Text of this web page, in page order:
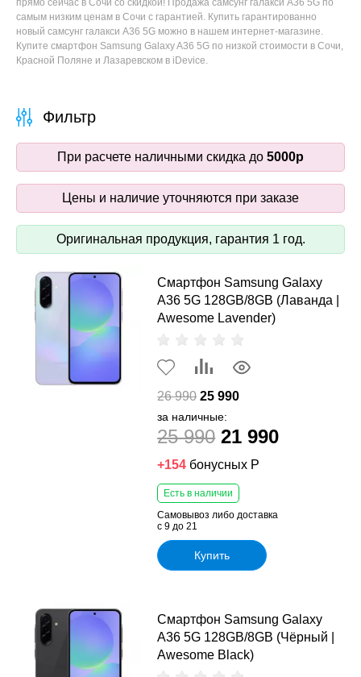
прямо сейчас в Сочи со скидкой! Продажа самсунг галакси A36 5G по
самым низким ценам в Сочи с гарантией. Купить гарантированно
новый самсунг галакси A36 5G можно в нашем интернет-магазине.
Купите смартфон Samsung Galaxy A36 5G по низкой стоимости в Сочи,
Красной Поляне и Лазаревском в iDevice.
При расчете наличными скидка до 5000р
Цены и наличие уточняются при заказе
Оригинальная продукция, гарантия 1 год.
Смартфон Samsung Galaxy
A36 5G 128GB/8GB (Лаванда |
Awesome Lavender)
26 990 25 990
за наличные:
25 990 21 990
+154 бонусных Р
Есть в наличии
Самовывоз либо доставка
с 9 до 21
Купить
Смартфон Samsung Galaxy
A36 5G 128GB/8GB (Чёрный |
Awesome Black)
Фильтр